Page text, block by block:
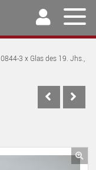
0844-3 x Glas des 19. Jhs.,